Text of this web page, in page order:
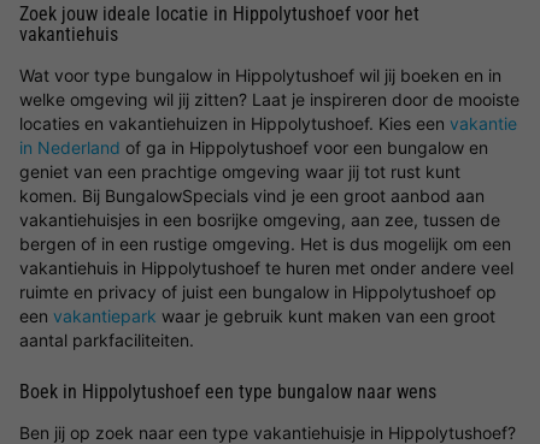
Zoek jouw ideale locatie in Hippolytushoef voor het
vakantiehuis
Wat voor type bungalow in Hippolytushoef wil jij boeken en in
welke omgeving wil jij zitten? Laat je inspireren door de mooiste
locaties en vakantiehuizen in Hippolytushoef. Kies een vakantie
in Nederland of ga in Hippolytushoef voor een bungalow en
geniet van een prachtige omgeving waar jij tot rust kunt
komen. Bij BungalowSpecials vind je een groot aanbod aan
vakantiehuisjes in een bosrijke omgeving, aan zee, tussen de
bergen of in een rustige omgeving. Het is dus mogelijk om een
vakantiehuis in Hippolytushoef te huren met onder andere veel
ruimte en privacy of juist een bungalow in Hippolytushoef op
een vakantiepark waar je gebruik kunt maken van een groot
aantal parkfaciliteiten.
Boek in Hippolytushoef een type bungalow naar wens
Ben jij op zoek naar een type vakantiehuisje in Hippolytushoef?